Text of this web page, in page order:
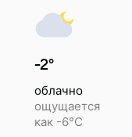
-2°
облачно
ощущается
как -6°C